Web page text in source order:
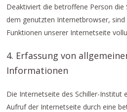
Deaktiviert die betroffene Person die
dem genutzten Internetbrowser,
Funktionen unserer Internetseite
4. Erfassung von
Informationen
Die Internetseite des Schiller-Institut
Aufruf der Internetseite durch eine